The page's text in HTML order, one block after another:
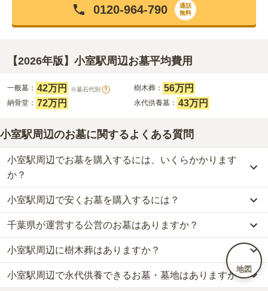
地図
0120-964-790
通話
無料
【2026年版】小室駅周辺お墓平均費用
一般墓： 42万円 ※墓石代別 ? 樹木葬： 56万円
納骨堂： 72万円 永代供養墓： 43万円
小室駅周辺のお墓に関するよくある質問
小室駅周辺でお墓を購入するには、いくらかかります
か？
小室駅周辺での購入費用の目安は、一般墓が約209万円、樹木葬が
約56万円、納骨堂が約72万円、永代供養墓が約43万円です。
一般墓を建てる場合は、「永代使用料（土地代）」と「墓石代」の
2つが主な費用となります。
小室駅周辺の一般墓の永代使用料の平均は で、墓石代は
千葉
です。いずれも区画の広さや墓石の大きさ・素
材によって変わります。
小室駅周辺で安くお墓を購入するには？
小室駅周辺で一番安価なお墓は、北総聖地霊園の 永代供養墓
6
万円からお求めいただけます。
一般的に最も費用を抑えられるのは、他の方のご遺骨と一緒に埋葬
する「合祀墓（ごうしぼ）」と呼ばれるタイプです。個別のお墓に
比べて省スペースで管理の手間がかからないため、費用が安く設定
千葉県が運営する公営のお墓はありますか？
小室駅周辺には、千葉県が運営する公営の霊園が
件あります。
松戸市営 白井聖地公園と八千代市営霊園がそれにあたります。
小室駅周辺に樹木葬はありますか？
小室駅周辺には、8件の樹木葬があります。
小室駅周辺で永代供養できるお墓・墓地はありますか？